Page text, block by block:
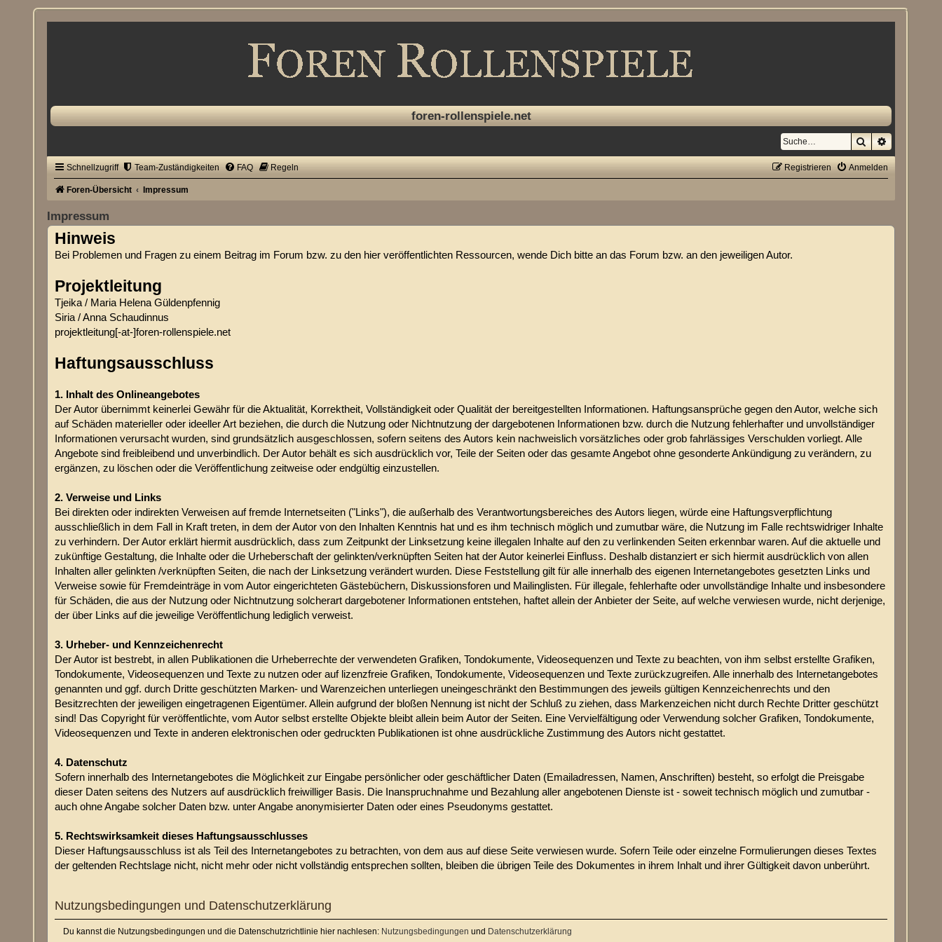
foren-rollenspiele.net
SucheErweiterte
Schnellzugriff Team-Zuständigkeiten FAQ Regeln Anmelden
Registrieren
Foren-Übersicht Impressum
Impressum
Hinweis
Bei Problemen und Fragen zu einem Beitrag im Forum bzw. zu den hier veröffentlichten Ressourcen, wende Dich bitte an das Forum bzw. an den jeweiligen Autor.
Projektleitung
Tjeika / Maria Helena Güldenpfennig
Siria / Anna Schaudinnus
projektleitung[-at-]foren-rollenspiele.net
Haftungsausschluss
1. Inhalt des Onlineangebotes
Der Autor übernimmt keinerlei Gewähr für die Aktualität, Korrektheit, Vollständigkeit oder Qualität der bereitgestellten Informationen. Haftungsansprüche gegen den Autor, welche sich
auf Schäden materieller oder ideeller Art beziehen, die durch die Nutzung oder Nichtnutzung der dargebotenen Informationen bzw. durch die Nutzung fehlerhafter und unvollständiger
Informationen verursacht wurden, sind grundsätzlich ausgeschlossen, sofern seitens des Autors kein nachweislich vorsätzliches oder grob fahrlässiges Verschulden vorliegt. Alle
Angebote sind freibleibend und unverbindlich. Der Autor behält es sich ausdrücklich vor, Teile der Seiten oder das gesamte Angebot ohne gesonderte Ankündigung zu verändern, zu
ergänzen, zu löschen oder die Veröffentlichung zeitweise oder endgültig einzustellen.
2. Verweise und Links
Bei direkten oder indirekten Verweisen auf fremde Internetseiten ("Links"), die außerhalb des Verantwortungsbereiches des Autors liegen, würde eine Haftungsverpflichtung
ausschließlich in dem Fall in Kraft treten, in dem der Autor von den Inhalten Kenntnis hat und es ihm technisch möglich und zumutbar wäre, die Nutzung im Falle rechtswidriger Inhalte
zu verhindern. Der Autor erklärt hiermit ausdrücklich, dass zum Zeitpunkt der Linksetzung keine illegalen Inhalte auf den zu verlinkenden Seiten erkennbar waren. Auf die aktuelle und
zukünftige Gestaltung, die Inhalte oder die Urheberschaft der gelinkten/verknüpften Seiten hat der Autor keinerlei Einfluss. Deshalb distanziert er sich hiermit ausdrücklich von allen
Inhalten aller gelinkten /verknüpften Seiten, die nach der Linksetzung verändert wurden. Diese Feststellung gilt für alle innerhalb des eigenen Internetangebotes gesetzten Links und
Verweise sowie für Fremdeinträge in vom Autor eingerichteten Gästebüchern, Diskussionsforen und Mailinglisten. Für illegale, fehlerhafte oder unvollständige Inhalte und insbesondere
für Schäden, die aus der Nutzung oder Nichtnutzung solcherart dargebotener Informationen entstehen, haftet allein der Anbieter der Seite, auf welche verwiesen wurde, nicht derjenige,
der über Links auf die jeweilige Veröffentlichung lediglich verweist.
3. Urheber- und Kennzeichenrecht
Der Autor ist bestrebt, in allen Publikationen die Urheberrechte der verwendeten Grafiken, Tondokumente, Videosequenzen und Texte zu beachten, von ihm selbst erstellte Grafiken,
Tondokumente, Videosequenzen und Texte zu nutzen oder auf lizenzfreie Grafiken, Tondokumente, Videosequenzen und Texte zurückzugreifen. Alle innerhalb des Internetangebotes
genannten und ggf. durch Dritte geschützten Marken- und Warenzeichen unterliegen uneingeschränkt den Bestimmungen des jeweils gültigen Kennzeichenrechts und den
Besitzrechten der jeweiligen eingetragenen Eigentümer. Allein aufgrund der bloßen Nennung ist nicht der Schluß zu ziehen, dass Markenzeichen nicht durch Rechte Dritter geschützt
sind! Das Copyright für veröffentlichte, vom Autor selbst erstellte Objekte bleibt allein beim Autor der Seiten. Eine Vervielfältigung oder Verwendung solcher Grafiken, Tondokumente,
Videosequenzen und Texte in anderen elektronischen oder gedruckten Publikationen ist ohne ausdrückliche Zustimmung des Autors nicht gestattet.
4. Datenschutz
Sofern innerhalb des Internetangebotes die Möglichkeit zur Eingabe persönlicher oder geschäftlicher Daten (Emailadressen, Namen, Anschriften) besteht, so erfolgt die Preisgabe
dieser Daten seitens des Nutzers auf ausdrücklich freiwilliger Basis. Die Inanspruchnahme und Bezahlung aller angebotenen Dienste ist - soweit technisch möglich und zumutbar -
auch ohne Angabe solcher Daten bzw. unter Angabe anonymisierter Daten oder eines Pseudonyms gestattet.
5. Rechtswirksamkeit dieses Haftungsausschlusses
Dieser Haftungsausschluss ist als Teil des Internetangebotes zu betrachten, von dem aus auf diese Seite verwiesen wurde. Sofern Teile oder einzelne Formulierungen dieses Textes
der geltenden Rechtslage nicht, nicht mehr oder nicht vollständig entsprechen sollten, bleiben die übrigen Teile des Dokumentes in ihrem Inhalt und ihrer Gültigkeit davon unberührt.
Nutzungsbedingungen und Datenschutzerklärung
Du kannst die Nutzungsbedingungen und die Datenschutzrichtlinie hier nachlesen: Nutzungsbedingungen und Datenschutzerklärung